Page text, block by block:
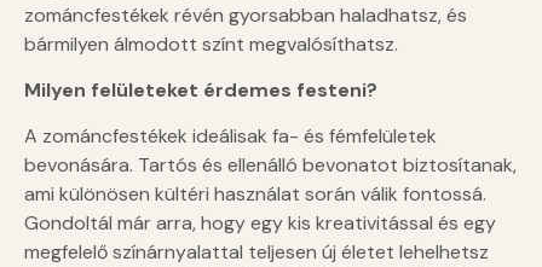
zománcfestékek révén gyorsabban haladhatsz, és
bármilyen álmodott színt megvalósíthatsz.
Milyen felületeket érdemes festeni?
A zománcfestékek ideálisak fa- és fémfelületek
bevonására. Tartós és ellenálló bevonatot biztosítanak,
ami különösen kültéri használat során válik fontossá.
Gondoltál már arra, hogy egy kis kreativitással és egy
megfelelő színárnyalattal teljesen új életet lehelhetsz